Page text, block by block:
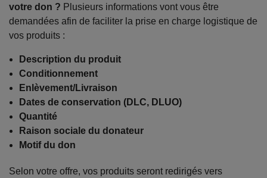
votre don ? Plusieurs informations vont vous être
demandées afin de faciliter la prise en charge logistique de
vos produits :
Description du produit
Conditionnement
Enlèvement/Livraison
Dates de conservation (DLC, DLUO)
Quantité
Raison sociale du donateur
Motif du don
Selon votre offre, vos produits seront redirigés vers